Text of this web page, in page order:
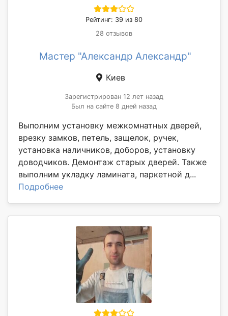
Рейтинг: 39 из 80
28 отзывов
Мастер "Александр Александр"
Киев
Зарегистрирован 12 лет назад
Был на сайте 8 дней назад
Выполним установку межкомнатных дверей,
врезку замков, петель, защелок, ручек,
установка наличников, доборов, установку
доводчиков. Демонтаж старых дверей. Также
выполним укладку ламината, паркетной д...
Подробнее